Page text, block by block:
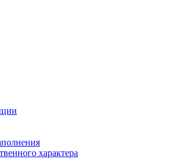
характера